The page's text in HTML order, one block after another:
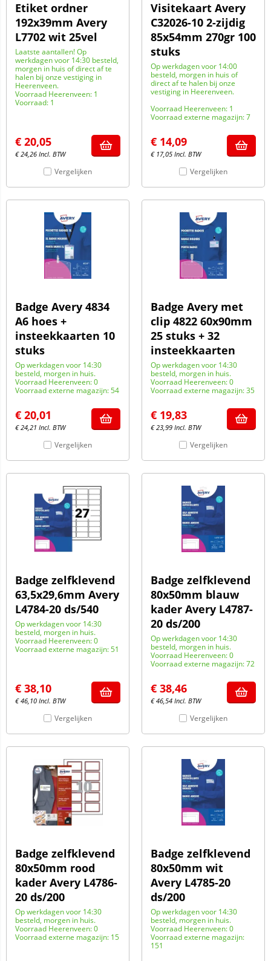
Etiket ordner
192x39mm Avery
L7702 wit 25vel
Laatste aantallen! Op
werkdagen voor 14:30 besteld,
morgen in huis of direct af te
halen bij onze vestiging in
Heerenveen.
Voorraad Heerenveen: 1
Voorraad: 1
€ 20,05
€24,26 Incl. BTW
Vergelijken
Visitekaart Avery
C32026-10 2-zijdig
85x54mm 270gr 100
stuks
Op werkdagen voor 14:00
besteld, morgen in huis of
direct af te halen bij onze
vestiging in Heerenveen.
Voorraad Heerenveen: 1
Voorraad externe magazijn: 7
€ 14,09
€ 17,05 Incl. BTW
Vergelijken
Badge Avery 4834
A6 hoes +
insteekkaarten 10
stuks
Op werkdagen voor 14:30
besteld, morgen in huis.
Voorraad Heerenveen: 0
Voorraad externe magazijn: 54
€ 20,01
€24,21 Incl. BTW
Vergelijken
Badge Avery met
clip 4822 60x90mm
25 stuks + 32
insteekkaarten
Op werkdagen voor 14:30
besteld, morgen in huis.
Voorraad Heerenveen: 0
Voorraad externe magazijn: 35
€ 19,83
€23,99 Incl. BTW
Vergelijken
Badge zelfklevend
63,5x29,6mm Avery
L4784-20 ds/540
Op werkdagen voor 14:30
besteld, morgen in huis.
Voorraad Heerenveen: 0
Voorraad externe magazijn: 51
€ 38,10
€46,10 Incl. BTW
Vergelijken
Badge zelfklevend
80x50mm blauw
kader Avery L4787-
20 ds/200
Op werkdagen voor 14:30
besteld, morgen in huis.
Voorraad Heerenveen: 0
Voorraad externe magazijn: 72
€ 38,46
€46,54 Incl. BTW
Vergelijken
Badge zelfklevend
80x50mm rood
kader Avery L4786-
20 ds/200
Op werkdagen voor 14:30
besteld, morgen in huis.
Voorraad Heerenveen: 0
Voorraad externe magazijn: 15
Badge zelfklevend
80x50mm wit
Avery L4785-20
ds/200
Op werkdagen voor 14:30
besteld, morgen in huis.
Voorraad Heerenveen: 0
Voorraad externe magazijn:
151